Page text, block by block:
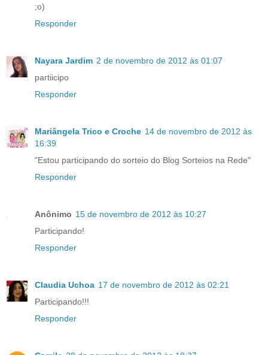
;o)
Responder
Nayara Jardim 2 de novembro de 2012 às 01:07
partiicipo
Responder
Mariângela Trico e Croche 14 de novembro de 2012 às
16:39
"Estou participando do sorteio do Blog Sorteios na Rede"
Responder
Anônimo 15 de novembro de 2012 às 10:27
Participando!
Responder
Claudia Uchoa 17 de novembro de 2012 às 02:21
Participando!!!
Responder